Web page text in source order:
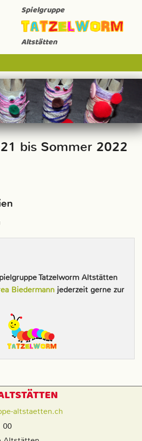
Spielgruppe
Altstätten
bis Sommer 2022
Tatzelworm Altstätten
Biedermann jederzeit gerne zur
altstaetten.ch
00